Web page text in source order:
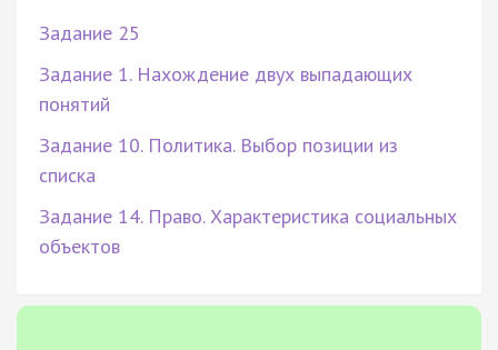
Задание 25
Задание 1. Нахождение двух выпадающих
понятий
Задание 10. Политика. Выбор позиции из
списка
Задание 14. Право. Характеристика социальных
объектов